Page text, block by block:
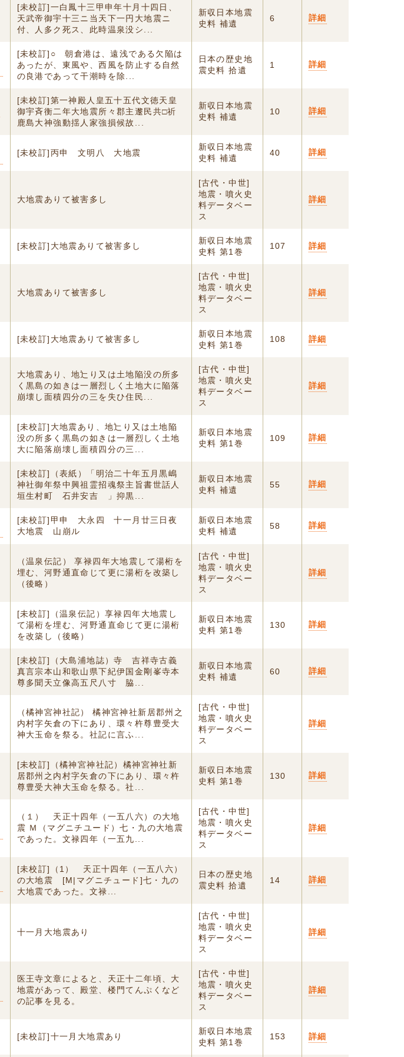
[未校訂]一白鳳十三甲申年十月十四日、
天武帝御宇十三ニ当天下一円大地震ニ
付、人多ク死ス、此時温泉没シ...
新収日本地震
史料 補遺
6 詳細
[未校訂]○ 朝倉港は、遠浅である欠陥は
あったが、東風や、西風を防止する自然
の良港であって干潮時を除...
日本の歴史地
震史料 拾遺
1 詳細
[未校訂]第一神殿人皇五十五代文徳天皇
御宇斉衡二年大地震所々郡主邌民共□祈
鹿島大神強動揺人家強損候故...
新収日本地震
史料 補遺
10 詳細
[未校訂]丙申 文明八 大地震
新収日本地震
史料 補遺
40 詳細
大地震ありて被害多し
[古代・中世]
地震・噴火史
料データベー
ス
詳細
[未校訂]大地震ありて被害多し
新収日本地震
史料 第1巻
107 詳細
大地震ありて被害多し
[古代・中世]
地震・噴火史
料データベー
ス
詳細
[未校訂]大地震ありて被害多し
新収日本地震
史料 第1巻
108 詳細
大地震あり、地辷り又は土地陥没の所多
く黒島の如きは一層烈しく土地大に陥落
崩壊し面積四分の三を失ひ住民...
[古代・中世]
地震・噴火史
料データベー
ス
詳細
[未校訂]大地震あり、地辷り又は土地陥
没の所多く黒島の如きは一層烈しく土地
大に陥落崩壊し面積四分の三...
新収日本地震
史料 第1巻
109 詳細
[未校訂]（表紙）「明治二十年五月黒嶋
神社御年祭中興祖霊招魂祭主旨書世話人
垣生村町 石井安吉 」抑黒...
新収日本地震
史料 補遺
55 詳細
[未校訂]甲申 大永四 十一月廿三日夜
大地震 山崩ル
新収日本地震
史料 補遺
58 詳細
（温泉伝記） 享禄四年大地震して湯桁を
埋む、河野通直命じて更に湯桁を改築し
（後略）
[古代・中世]
地震・噴火史
料データベー
ス
詳細
[未校訂]（温泉伝記）享禄四年大地震し
て湯桁を埋む、河野通直命じて更に湯桁
を改築し（後略）
新収日本地震
史料 第1巻
130 詳細
[未校訂]（大島浦地誌）寺 吉祥寺古義
真言宗本山和歌山県下紀伊国金剛峯寺本
尊多聞天立像高五尺八寸 脇...
新収日本地震
史料 補遺
60 詳細
（橘神宮神社記） 橘神宮神社新居郡州之
内村字矢倉の下にあり、環々杵尊豊受大
神大玉命を祭る。社記に言ふ...
[古代・中世]
地震・噴火史
料データベー
ス
詳細
[未校訂]（橘神宮神社記）橘神宮神社新
居郡州之内村字矢倉の下にあり、環々杵
尊豊受大神大玉命を祭る。社...
新収日本地震
史料 第1巻
130 詳細
（１） 天正十四年（一五八六）の大地
震 Ｍ（マグニチユード）七・九の大地震
であった。文禄四年（一五九...
[古代・中世]
地震・噴火史
料データベー
ス
詳細
[未校訂]（1） 天正十四年（一五八六）
の大地震 [M|マグニチュード]七・九の
大地震であった。文禄...
日本の歴史地
震史料 拾遺
14 詳細
十一月大地震あり
[古代・中世]
地震・噴火史
料データベー
ス
詳細
医王寺文章によると、天正十二年頃、大
地震があって、殿堂、楼門てんぷくなど
の記事を見る。
[古代・中世]
地震・噴火史
料データベー
ス
詳細
[未校訂]十一月大地震あり
新収日本地震
史料 第1巻
153 詳細